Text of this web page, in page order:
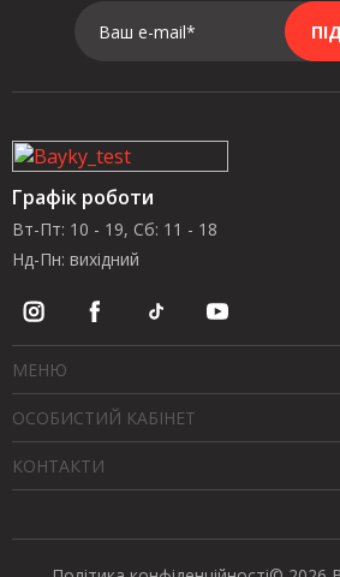
Ваш e-mail*
Графік роботи
Вт-Пт: 10 - 19, Сб: 11 - 18
Нд-Пн: вихідний
МЕНЮ
ОСОБИСТИЙ КАБІНЕТ
КОНТАКТИ